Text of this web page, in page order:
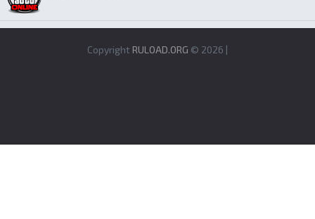
Copyright RULOAD.ORG © 2026 |